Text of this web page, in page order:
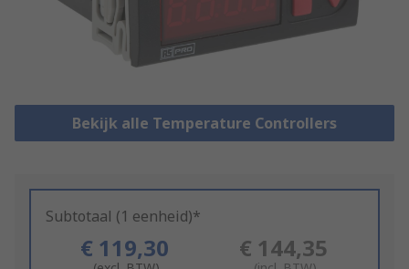
Bekijk alle Temperature Controllers
Subtotaal (1 eenheid)*
€ 119,30 € 144,35